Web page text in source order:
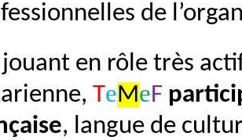
de
jouant en rôle très
TeMeF
, langue de